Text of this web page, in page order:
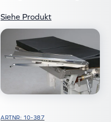
Siehe Produkt
ARTNR: 10-387